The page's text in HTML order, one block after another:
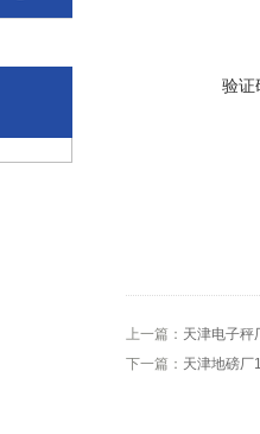
验证
上一篇： 天津电子秤
下一篇： 天津地磅厂